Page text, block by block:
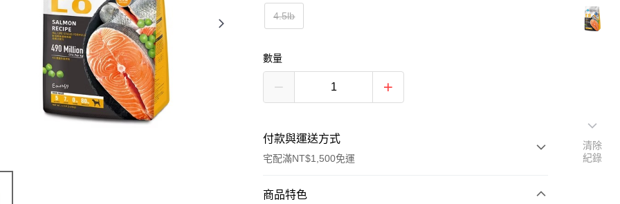
4.5lb
數量
付款與運送方式
宅配滿NT$1,500免運
付款方式
商品特色
清除
紀錄